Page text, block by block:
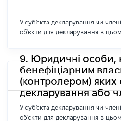
У суб'єкта декларування чи
об'єкти для декларування в
9. Юридичні особи,
бенефіціарним
(контролером) яких
декларування або
У суб'єкта декларування чи
об'єкти для декларування в